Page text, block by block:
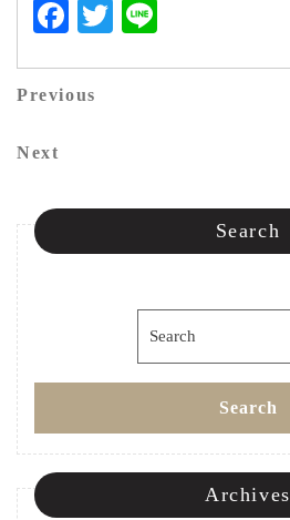
Facebook
Twitter
投
稿
ビ
ゲ
ー
シ
ョ
ン
Previous
Previous
Next
Next
Search
for:
Search
Archives